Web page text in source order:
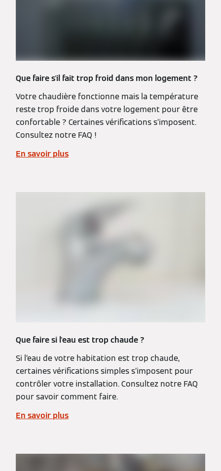
Que faire s'il fait trop froid dans mon logement ?
Votre chaudière fonctionne mais la température
reste trop froide dans votre logement pour être
confortable ? Certaines vérifications s’imposent.
Consultez notre FAQ !
En savoir plus
Que faire si l'eau est trop chaude ?
Si l’eau de votre habitation est trop chaude,
certaines vérifications simples s’imposent pour
contrôler votre installation. Consultez notre FAQ
pour savoir comment faire.
En savoir plus